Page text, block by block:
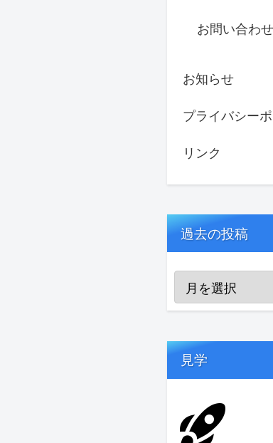
お問い合わせ
お知らせ
プライバシー
リンク
過去の投稿
見学